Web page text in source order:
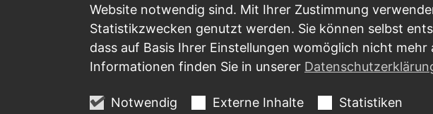
Website notwendig sind. Mit Ihrer Zustimmung
Statistikzwecken genutzt werden. Sie können selbst
dass auf Basis Ihrer Einstellungen womöglich nicht
Informationen finden Sie in unserer
Notwendig Externe Inhalte Statistiken